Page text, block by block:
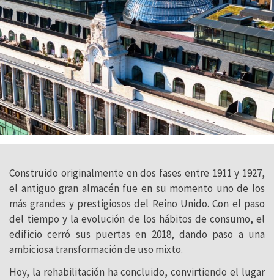
Construido originalmente en dos fases entre 1911 y 1927,
el antiguo gran almacén fue en su momento uno de los
más grandes y prestigiosos del Reino Unido. Con el paso
del tiempo y la evolución de los hábitos de consumo, el
edificio cerró sus puertas en 2018, dando paso a una
ambiciosa transformación de uso mixto.
Hoy, la rehabilitación ha concluido, convirtiendo el lugar